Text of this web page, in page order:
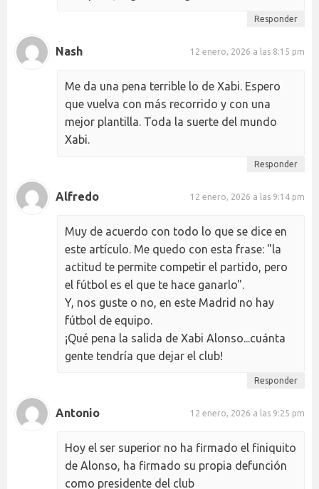
Responder
Nash 12 enero, 2026 a las 8:15 pm
Me da una pena terrible lo de Xabi. Espero
que vuelva con más recorrido y con una
mejor plantilla. Toda la suerte del mundo
Xabi.
Responder
Alfredo 12 enero, 2026 a las 9:14 pm
Muy de acuerdo con todo lo que se dice en
este artículo. Me quedo con esta frase: "la
actitud te permite competir el partido, pero
el fútbol es el que te hace ganarlo".
Y, nos guste o no, en este Madrid no hay
fútbol de equipo.
¡Qué pena la salida de Xabi Alonso...cuánta
gente tendría que dejar el club!
Responder
Antonio 12 enero, 2026 a las 9:25 pm
Hoy el ser superior no ha firmado el finiquito
de Alonso, ha firmado su propia defunción
como presidente del club